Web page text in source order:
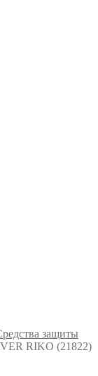
защиты
RIKO (21822)